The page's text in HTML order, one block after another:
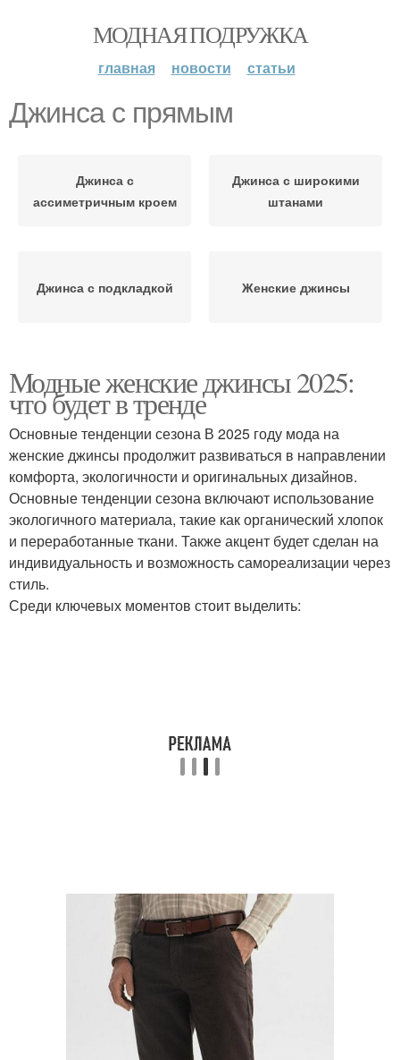
МОДНАЯ ПОДРУЖКА
главная новости статьи
Джинса с прямым
Джинса с
ассиметричным кроем
Джинса с широкими
штанами
Джинса с подкладкой Женские джинсы
Модные женские джинсы 2025:
что будет в тренде
Основные тенденции сезона В 2025 году мода на
женские джинсы продолжит развиваться в направлении
комфорта, экологичности и оригинальных дизайнов.
Основные тенденции сезона включают использование
экологичного материала, такие как органический хлопок
и переработанные ткани. Также акцент будет сделан на
индивидуальность и возможность самореализации через
стиль.
Среди ключевых моментов стоит выделить: